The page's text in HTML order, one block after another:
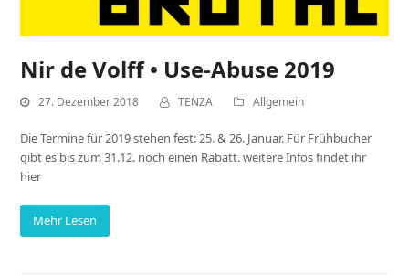
Nir de Volff • Use-Abuse 2019
27. Dezember 2018 TENZA Allgemein
Die Termine für 2019 stehen fest: 25. & 26. Januar. Für Frühbucher
gibt es bis zum 31.12. noch einen Rabatt. weitere Infos findet ihr
hier
Mehr Lesen